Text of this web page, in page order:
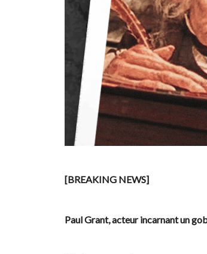
[BREAKING NEWS]
Paul Grant, acteur incarnant un